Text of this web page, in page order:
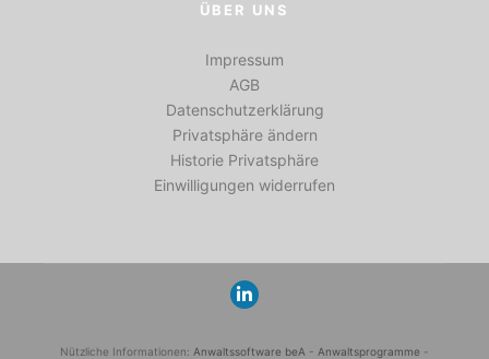
ÜBER UNS
Impressum
AGB
Datenschutzerklärung
Privatsphäre ändern
Historie Privatsphäre
Einwilligungen widerrufen
Nützliche Informationen: Anwaltssoftware beA - Anwaltsprogramme -